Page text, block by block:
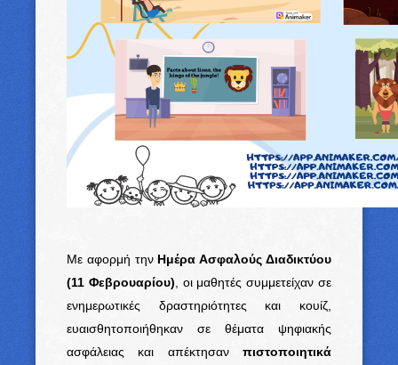
Με αφορμή την Ημέρα Ασφαλούς Διαδικτύου
(11 Φεβρουαρίου) , οι μαθητές συμμετείχαν σε
ενημερωτικές δραστηριότητες και κουίζ,
ευαισθητοποιήθηκαν σε θέματα ψηφιακής
ασφάλειας και απέκτησαν πιστοποιητικά